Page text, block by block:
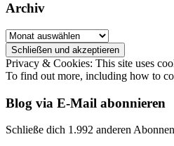
Archiv
Archiv
Privacy & Cookies: This site uses
To find out more, including how to
Blog via E-Mail abonnieren
Schließe dich 1.992 anderen